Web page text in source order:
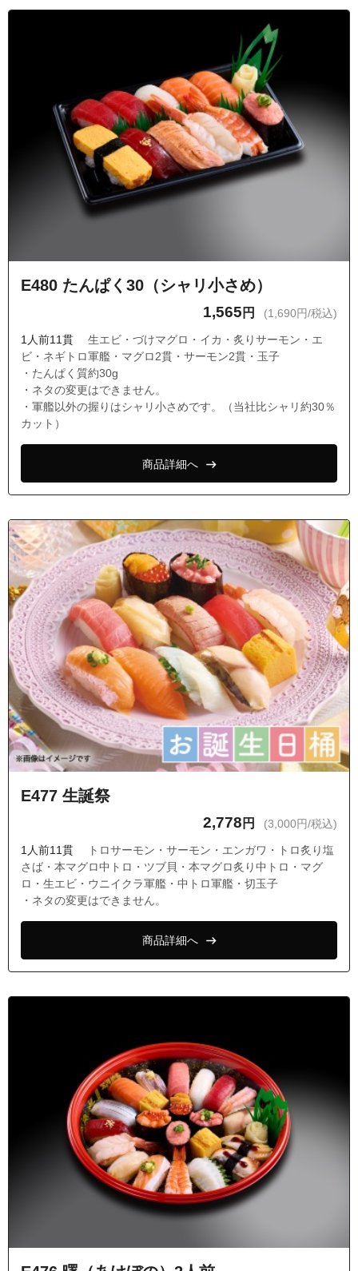
E480 たんぱく30（シャリ小さめ）
1,565 円 (1,690円/税込)
1人前11貫
生エビ・づけマグロ・イカ・炙りサーモン・エ
ビ・ネギトロ軍艦・マグロ2貫・サーモン2貫・玉子
・たんぱく質約30g
・ネタの変更はできません。
・軍艦以外の握りはシャリ小さめです。（当社比シャリ約30％
カット）
商品詳細へ
E477 生誕祭
2,778 円 (3,000円/税込)
1人前11貫
トロサーモン・サーモン・エンガワ・トロ炙り塩
さば・本マグロ中トロ・ツブ貝・本マグロ炙り中トロ・マグ
ロ・生エビ・ウニイクラ軍艦・中トロ軍艦・切玉子
・ネタの変更はできません。
商品詳細へ